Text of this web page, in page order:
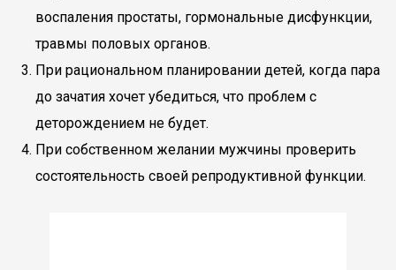
воспаления простаты, гормональные дисфункции,
травмы половых органов.
При рациональном планировании детей, когда пара
до зачатия хочет убедиться, что проблем с
деторождением не будет.
При собственном желании мужчины проверить
состоятельность своей репродуктивной функции.